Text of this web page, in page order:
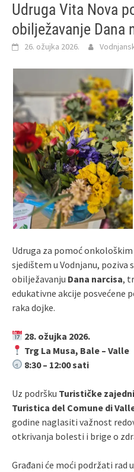
Udruga Vita Nova
obilježavanje Dana
26. ožujka 2026.
Udruga za pomoć
sjedištem u Vodnjanu, poziva
obilježavanju Dana narcisa,
edukativne akcije posvećene
raka dojke.
28. ožujka 2026.
Trg La Musa, Bale – Valle
8:30 – 12:00 sati
Uz podršku Turističke
Turistica del Comune di
godine naglasiti važnost
otkrivanja bolesti i brige o
Građani će moći podržati rad